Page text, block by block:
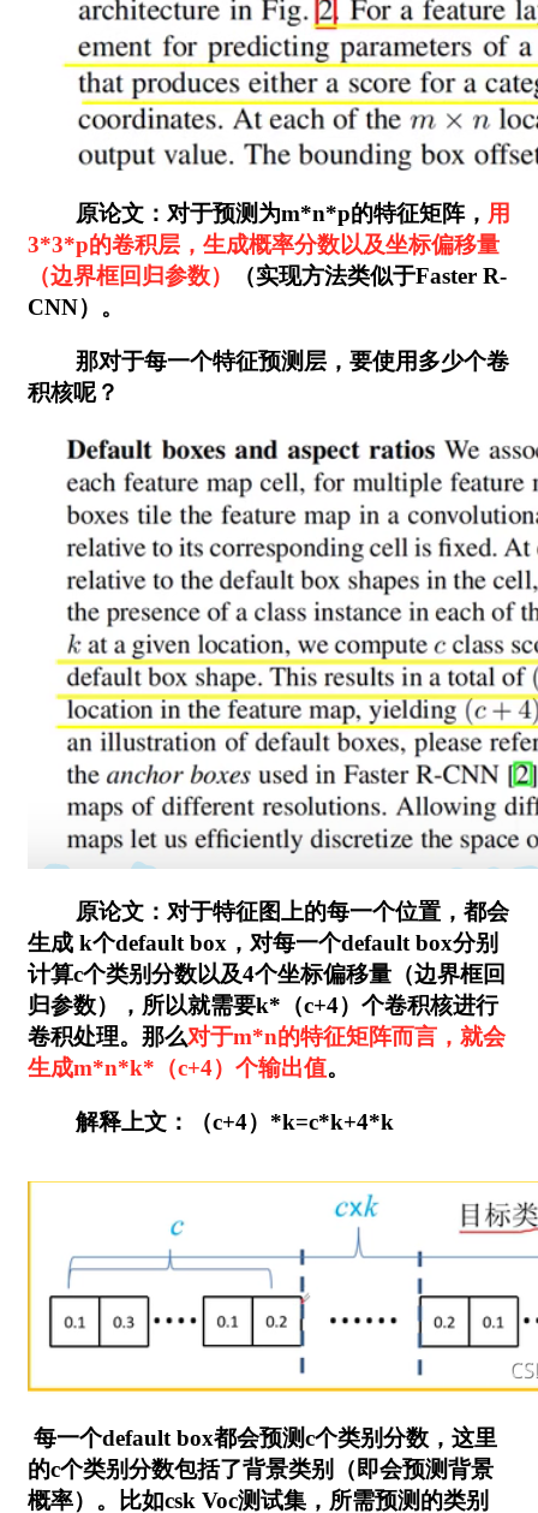
原论文：对于预测为m*n*p的特征矩阵， 用
3*3*p的卷积层，生成概率分数以及坐标偏移量
（边界框回归参数）
（实现方法类似于Faster R-
CNN）。
那对于每一个特征预测层，要使用多少个卷
积核呢？
原论文：对于特征图上的每一个位置，都会
生成 k个default box，对每一个default box分别
计算c个类别分数以及4个坐标偏移量（边界框回
归参数），所以就需要k*（c+4）个卷积核进行
卷积处理。那么对于m*n的特征矩阵而言，就会
生成m*n*k*（c+4）个输出值。
解释上文：（c+4）*k=c*k+4*k
每一个default box都会预测c个类别分数，这里
的c个类别分数包括了背景类别（即会预测背景
概率）。比如csk Voc测试集，所需预测的类别